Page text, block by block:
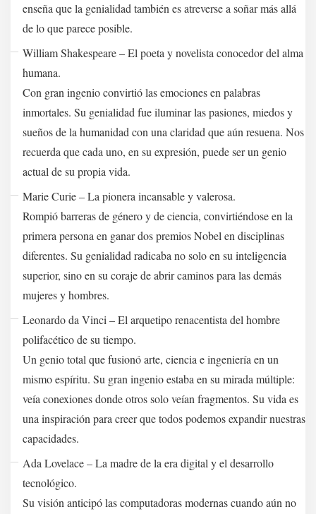
enseña que la genialidad también es atreverse a soñar más allá
de lo que parece posible.
William Shakespeare – El poeta y novelista conocedor del alma
humana.
Con gran ingenio convirtió las emociones en palabras
inmortales. Su genialidad fue iluminar las pasiones, miedos y
sueños de la humanidad con una claridad que aún resuena. Nos
recuerda que cada uno, en su expresión, puede ser un genio
actual de su propia vida.
Marie Curie – La pionera incansable y valerosa.
Rompió barreras de género y de ciencia, convirtiéndose en la
primera persona en ganar dos premios Nobel en disciplinas
diferentes. Su genialidad radicaba no solo en su inteligencia
superior, sino en su coraje de abrir caminos para las demás
mujeres y hombres.
Leonardo da Vinci – El arquetipo renacentista del hombre
polifacético de su tiempo.
Un genio total que fusionó arte, ciencia e ingeniería en un
mismo espíritu. Su gran ingenio estaba en su mirada múltiple:
veía conexiones donde otros solo veían fragmentos. Su vida es
una inspiración para creer que todos podemos expandir nuestras
capacidades.
Ada Lovelace – La madre de la era digital y el desarrollo
tecnológico.
Su visión anticipó las computadoras modernas cuando aún no